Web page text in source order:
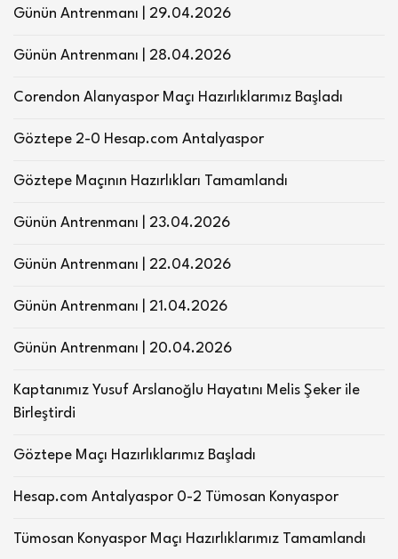
Günün Antrenmanı | 29.04.2026
Günün Antrenmanı | 28.04.2026
Corendon Alanyaspor Maçı Hazırlıklarımız Başladı
Göztepe 2-0 Hesap.com Antalyaspor
Göztepe Maçının Hazırlıkları Tamamlandı
Günün Antrenmanı | 23.04.2026
Günün Antrenmanı | 22.04.2026
Günün Antrenmanı | 21.04.2026
Günün Antrenmanı | 20.04.2026
Kaptanımız Yusuf Arslanoğlu Hayatını Melis Şeker ile
Birleştirdi
Göztepe Maçı Hazırlıklarımız Başladı
Hesap.com Antalyaspor 0-2 Tümosan Konyaspor
Tümosan Konyaspor Maçı Hazırlıklarımız Tamamlandı